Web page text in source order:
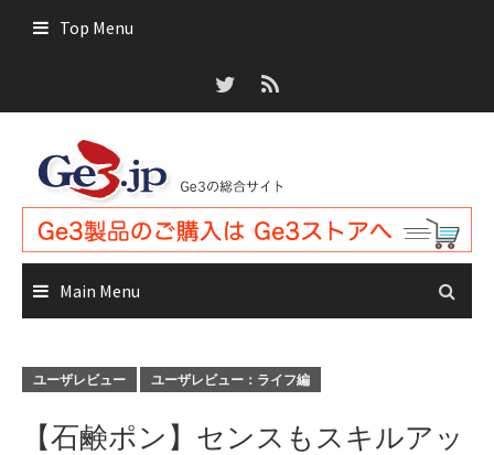
Top Menu
Main Menu
ユーザレビュー ユーザレビュー：ライフ編
【石鹸ポン】センスもスキルアッ